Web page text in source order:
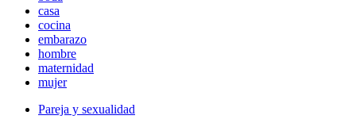
casa
cocina
embarazo
hombre
maternidad
mujer
Pareja y sexualidad